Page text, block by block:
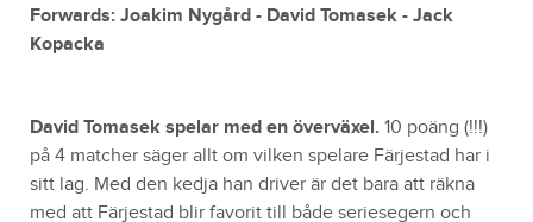
Forwards: Joakim Nygård - David Tomasek - Jack
Kopacka
David Tomasek spelar med en överväxel. 10 poäng (!!!)
på 4 matcher säger allt om vilken spelare Färjestad har i
sitt lag. Med den kedja han driver är det bara att räkna
med att Färjestad blir favorit till både seriesegern och